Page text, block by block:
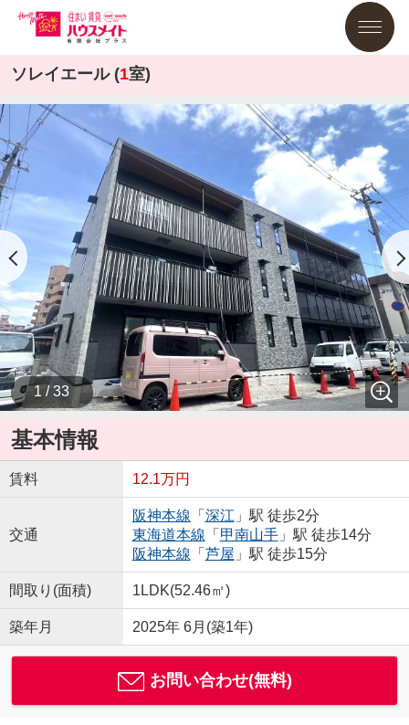
ソレイエール (1室)
1 / 33
基本情報
賃料 12.1万円
交通
阪神本線 「 深江 」駅 徒歩2分
東海道本線 「 甲南山手」駅 徒歩14分
阪神本線 「 芦屋 」駅 徒歩15分
間取り(面積) 1LDK(52.46㎡)
築年月 2025年 6月(築1年)
お問い合わせ(無料)